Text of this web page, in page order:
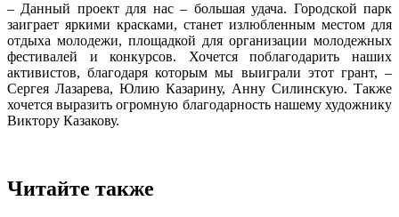
– Данный проект для нас – большая удача. Городской парк
заиграет яркими красками, станет излюбленным местом для
отдыха молодежи, площадкой для организации молодежных
фестивалей и конкурсов. Хочется поблагодарить наших
активистов, благодаря которым мы выиграли этот грант, –
Сергея Лазарева, Юлию Казарину, Анну Силинскую. Также
хочется выразить огромную благодарность нашему художнику
Виктору Казакову.
Читайте также